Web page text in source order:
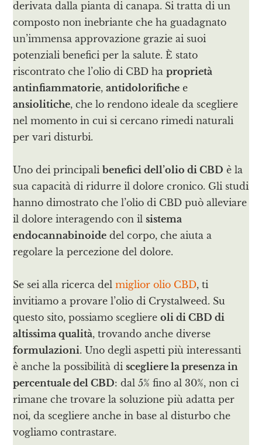
derivata dalla pianta di canapa. Si tratta di un
composto non inebriante che ha guadagnato
un’immensa approvazione grazie ai suoi
potenziali benefici per la salute. È stato
riscontrato che l’olio di CBD haproprietà
antinfiammatorie,antidolorifiche e
ansiolitiche, che lo rendono ideale da scegliere
nel momento in cui si cercano rimedi naturali
per vari disturbi.
Uno dei principalibenefici dell’olio di CBD è la
sua capacità di ridurre il dolore cronico. Gli studi
hanno dimostrato che l’olio di CBD può alleviare
il dolore interagendo con ilsistema
endocannabinoide del corpo, che aiuta a
regolare la percezione del dolore.
Se sei alla ricerca delmiglior olio CBD, ti
invitiamo a provare l’olio di Crystalweed. Su
questo sito, possiamo scegliereoli di CBD di
altissima qualità, trovando anche diverse
formulazioni. Uno degli aspetti più interessanti
è anche la possibilità discegliere la presenza in
percentuale del CBD: dal 5% fino al 30%, non ci
rimane che trovare la soluzione più adatta per
noi, da scegliere anche in base al disturbo che
vogliamo contrastare.